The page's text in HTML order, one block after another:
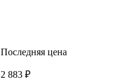
Последняя цена
2 883 ₽